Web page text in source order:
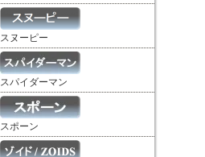
スヌーピー
スパイダーマン
スポーン